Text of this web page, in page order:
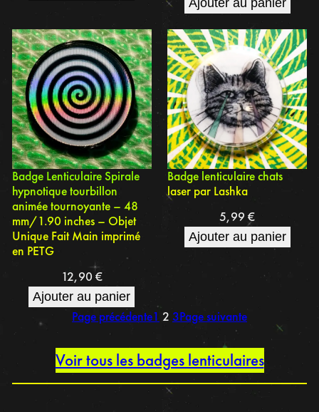
Ajouter au panier
Badge Lenticulaire Spirale
hypnotique tourbillon
animée tournoyante – 48
mm/1.90 inches – Objet
Unique Fait Main imprimé
en PETG
12,90 €
Ajouter au panier
Badge lenticulaire chats
laser par Lashka
5,99€
Ajouter au panier
Page précédente1 2 3Page suivante
Voir tous les badges lenticulaires